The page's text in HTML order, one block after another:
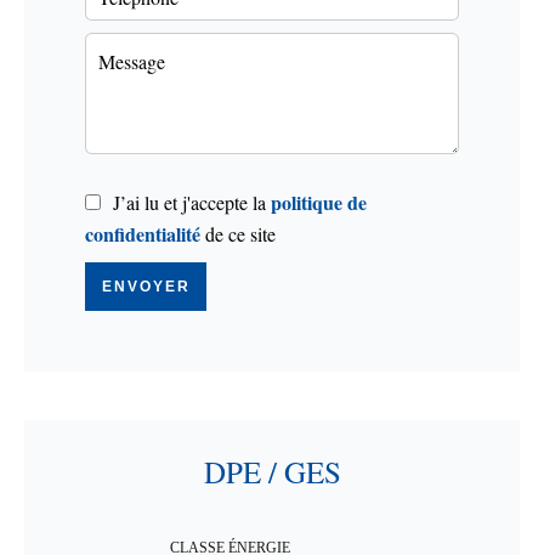
J’ai lu et j'accepte la politique de
confidentialitéde ce site
ENVOYER
DPE / GES